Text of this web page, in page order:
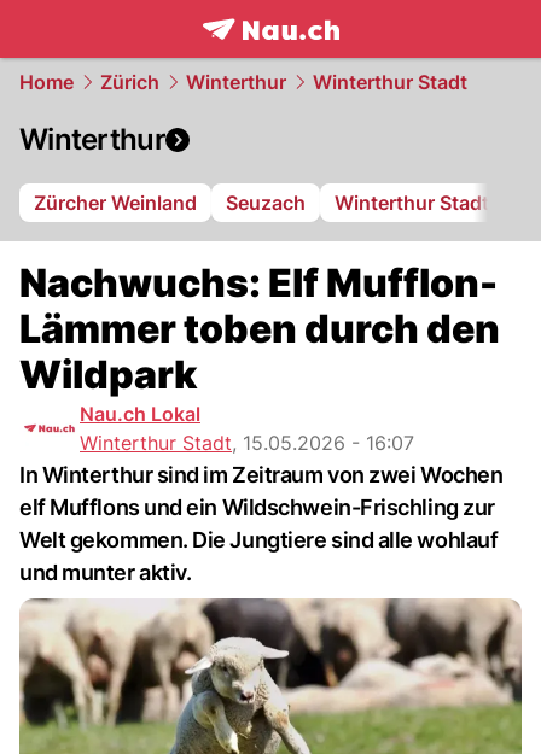
frontpage.NAU.ch
Home Zürich Winterthur Winterthur Stadt
Winterthur
Zürcher Weinland Seuzach Winterthur Stadt
Nachwuchs: Elf Mufflon-
Lämmer toben durch den
Wildpark
Nau.ch Lokal
Winterthur Stadt, 15.05.2026 - 16:07
In Winterthur sind im Zeitraum von zwei Wochen
elf Mufflons und ein Wildschwein-Frischling zur
Welt gekommen. Die Jungtiere sind alle wohlauf
und munter aktiv.